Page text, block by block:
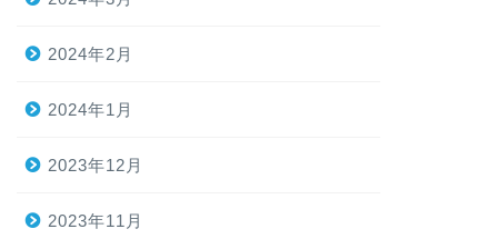
2024年2月
2024年1月
2023年12月
2023年11月